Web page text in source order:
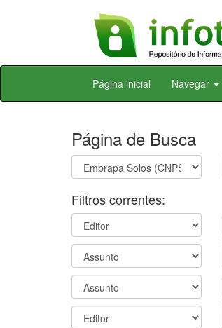
Skip
Página inicial Navegar
Página de Busca
Filtros correntes: